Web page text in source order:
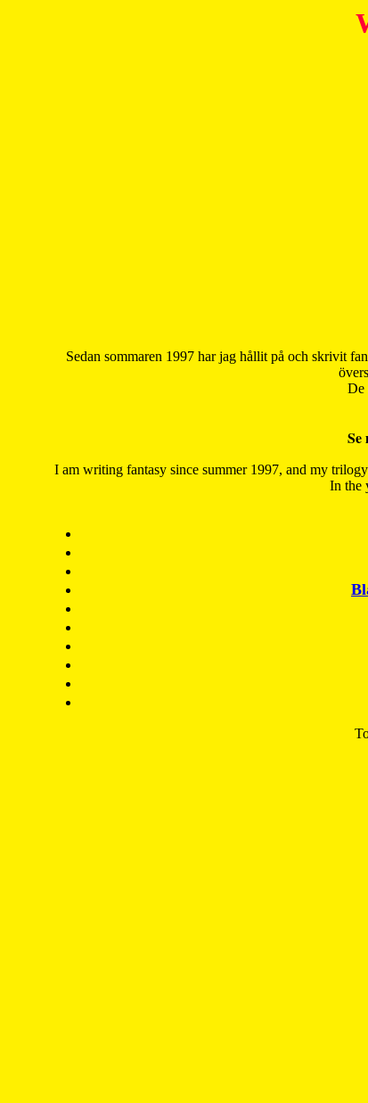
Sedan sommaren 1997 har jag hållit på och skrivit
De
Se
I am writing fantasy since summer 1997, and my trilogy
In the